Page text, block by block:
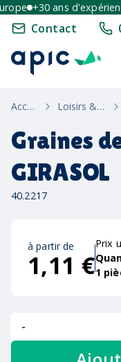
+30 ans d'expérience
Contact
Accueil Loisirs & Été
Graines
GIRASOL
40.2217
à partir de
1,11 €
Prix
1
-